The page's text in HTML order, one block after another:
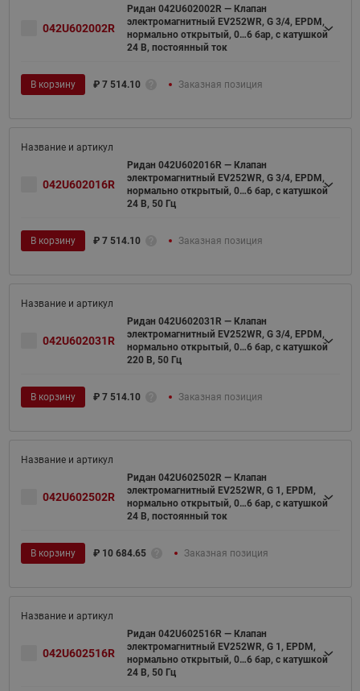
042U602002R
Ридан 042U602002R — Клапан
электромагнитный EV252WR, G 3/4, EPDM,
нормально открытый, 0…6 бар, с катушкой
24 В, постоянный ток
В корзину ₽ 7 514.10 Заказная позиция
042U602016R
Ридан 042U602016R — Клапан
электромагнитный EV252WR, G 3/4, EPDM,
нормально открытый, 0…6 бар, с катушкой
24 В, 50 Гц
В корзину ₽ 7 514.10 Заказная позиция
042U602031R
Ридан 042U602031R — Клапан
электромагнитный EV252WR, G 3/4, EPDM,
нормально открытый, 0…6 бар, с катушкой
220 В, 50 Гц
В корзину ₽ 7 514.10 Заказная позиция
042U602502R
Ридан 042U602502R — Клапан
электромагнитный EV252WR, G 1, EPDM,
нормально открытый, 0…6 бар, с катушкой
24 В, постоянный ток
В корзину ₽ 10 684.65 Заказная позиция
042U602516R
Ридан 042U602516R — Клапан
электромагнитный EV252WR, G 1, EPDM,
нормально открытый, 0…6 бар, с катушкой
24 В, 50 Гц